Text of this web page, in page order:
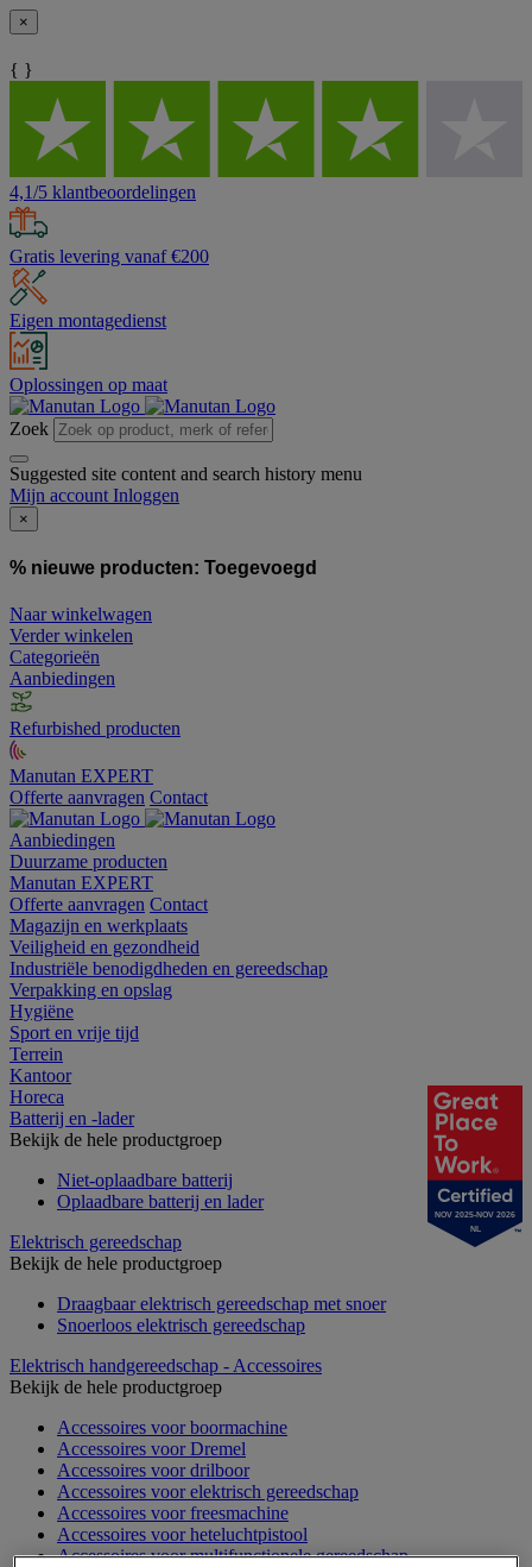
×
{ }
4,1/5 klantbeoordelingen
Gratis levering vanaf €200
Eigen montagedienst
Oplossingen op maat
Zoek
Suggested site content and search history menu
Mijn account Inloggen
×
% nieuwe producten: Toegevoegd
Naar winkelwagen
Verder winkelen
Categorieën
Aanbiedingen
Refurbished producten
Manutan EXPERT
Offerte aanvragen Contact
Aanbiedingen
Duurzame producten
Manutan EXPERT
Offerte aanvragen Contact
Magazijn en werkplaats
Veiligheid en gezondheid
Industriële benodigdheden en gereedschap
Verpakking en opslag
Hygiëne
Sport en vrije tijd
Terrein
Kantoor
Horeca
Batterij en -lader
Bekijk de hele productgroep
Niet-oplaadbare batterij
Oplaadbare batterij en lader
Elektrisch gereedschap
Bekijk de hele productgroep
Draagbaar elektrisch gereedschap met snoer
Snoerloos elektrisch gereedschap
Elektrisch handgereedschap - Accessoires
Bekijk de hele productgroep
Accessoires voor boormachine
Accessoires voor Dremel
Accessoires voor drilboor
Accessoires voor elektrisch gereedschap
Accessoires voor freesmachine
Accessoires voor heteluchtpistool
Accessoires voor multifunctionele gereedschap
NOV 2025-NOV 2026
NL